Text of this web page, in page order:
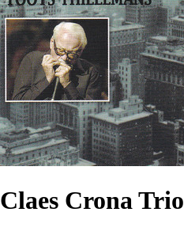
Claes Crona Trio